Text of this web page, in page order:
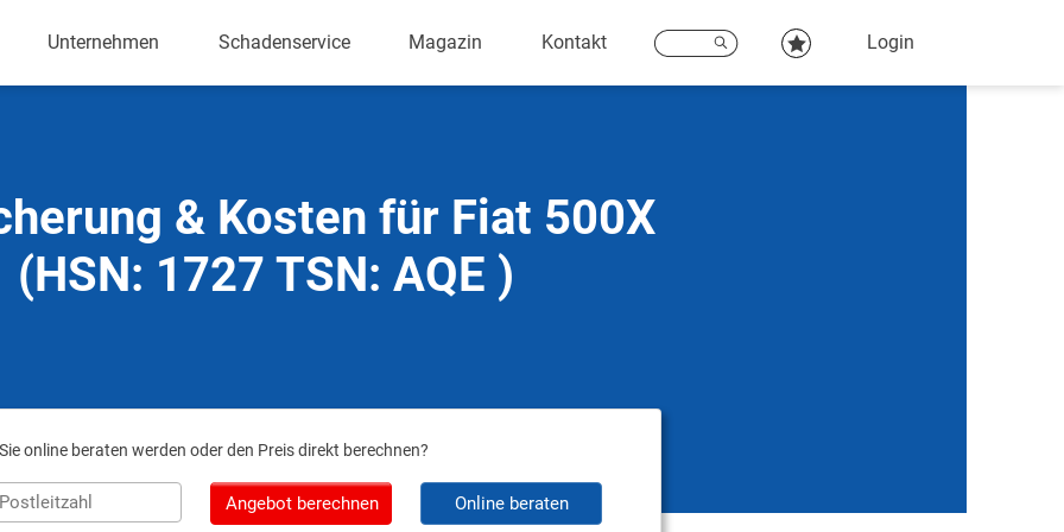
Unternehmen Schadenservice Magazin Kontakt Login
& Kosten für Fiat 500X
(HSN: 1727 TSN: AQE )
online beraten werden oder den Preis direkt berechnen?
Angebot berechnen Online beraten